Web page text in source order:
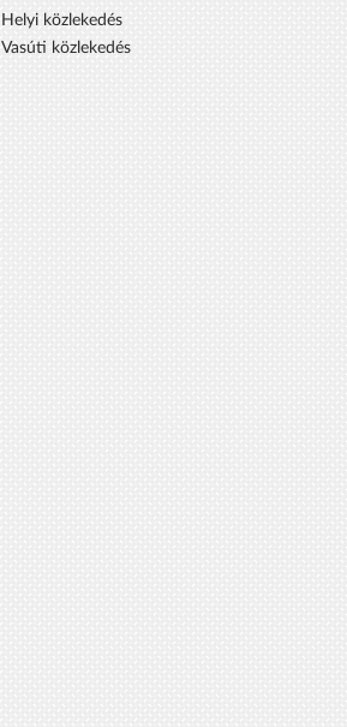
Helyi közlekedés
Vasúti közlekedés